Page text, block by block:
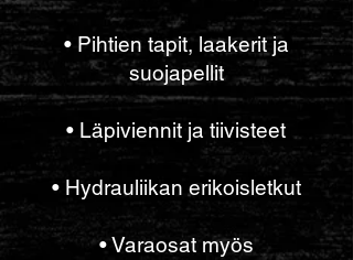
• Pihtien tapit, laakerit ja
suojapellit
• Läpiviennit ja tiivisteet
• Hydrauliikan erikoisletkut
• Varaosat myös